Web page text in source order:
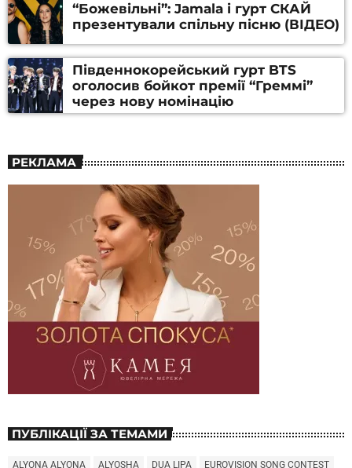
“Божевільні”: Jamala і гурт СКАЙ
презентували спільну пісню (ВІДЕО)
Південнокорейський гурт BTS
оголосив бойкот премії “Греммі”
через нову номінацію
РЕКЛАМА
ПУБЛІКАЦІЇ ЗА ТЕМАМИ
ALYONA ALYONA ALYOSHA DUA LIPA
EUROVISION SONG CONTEST